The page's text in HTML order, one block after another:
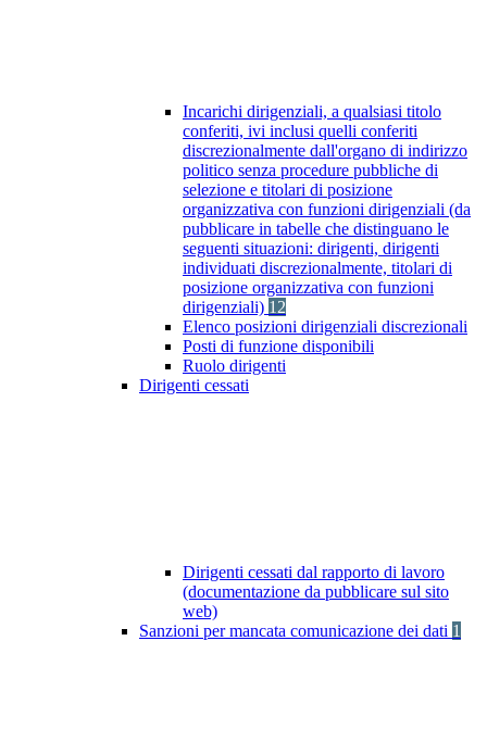
Incarichi dirigenziali, a qualsiasi titolo
conferiti, ivi inclusi quelli conferiti
discrezionalmente dall'organo di indirizzo
politico senza procedure pubbliche di
selezione e titolari di posizione
organizzativa con funzioni dirigenziali (da
pubblicare in tabelle che distinguano le
seguenti situazioni: dirigenti, dirigenti
individuati discrezionalmente, titolari di
posizione organizzativa con funzioni
dirigenziali) 12
Elenco posizioni dirigenziali discrezionali
Posti di funzione disponibili
Ruolo dirigenti
Dirigenti cessati
Dirigenti cessati dal rapporto di lavoro
(documentazione da pubblicare sul sito
web)
Sanzioni per mancata comunicazione dei dati 1